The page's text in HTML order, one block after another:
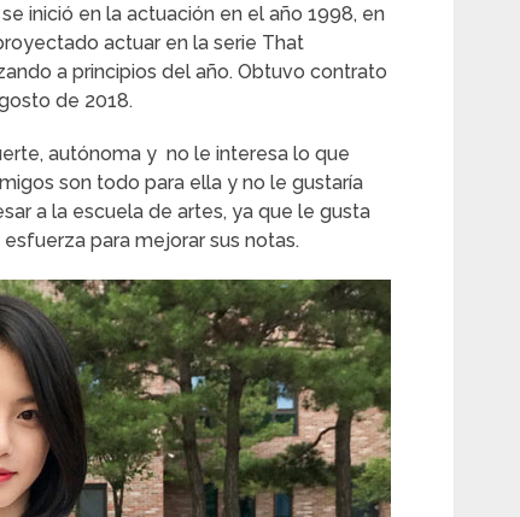
inició en la actuación en el año 1998, en
actuar en la serie That
a principios del año. Obtuvo contrato
de 2018.
autónoma y no le interesa lo que
son todo para ella y no le gustaría
a la escuela de artes, ya que le gusta
para mejorar sus notas.